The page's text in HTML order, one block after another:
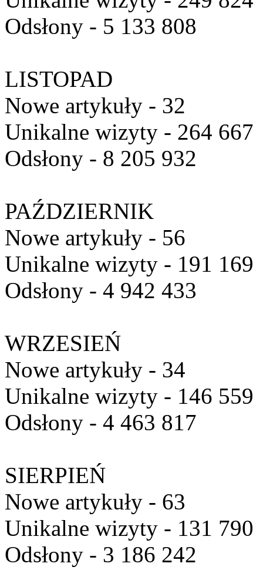
Odsłony - 5 133 808
LISTOPAD
Nowe artykuły - 32
Unikalne wizyty - 264 667
Odsłony - 8 205 932
PAŹDZIERNIK
Nowe artykuły - 56
Unikalne wizyty - 191 169
Odsłony - 4 942 433
WRZESIEŃ
Nowe artykuły - 34
Unikalne wizyty - 146 559
Odsłony - 4 463 817
SIERPIEŃ
Nowe artykuły - 63
Unikalne wizyty - 131 790
Odsłony - 3 186 242